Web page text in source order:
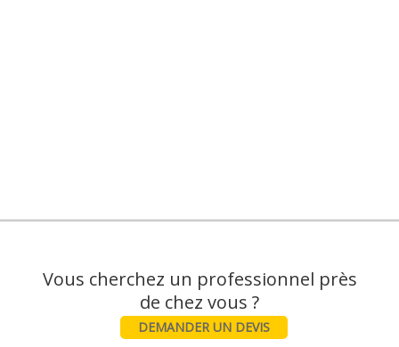
Vous cherchez un professionnel près
DEMANDER UN DEVIS